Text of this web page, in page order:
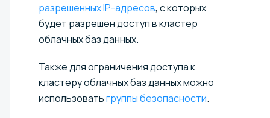
разрешенных IP-адресов, с которых
будет разрешен доступ в кластер
облачных баз данных.
Также для ограничения доступа к
кластеру облачных баз данных можно
использоватьгруппы безопасности.